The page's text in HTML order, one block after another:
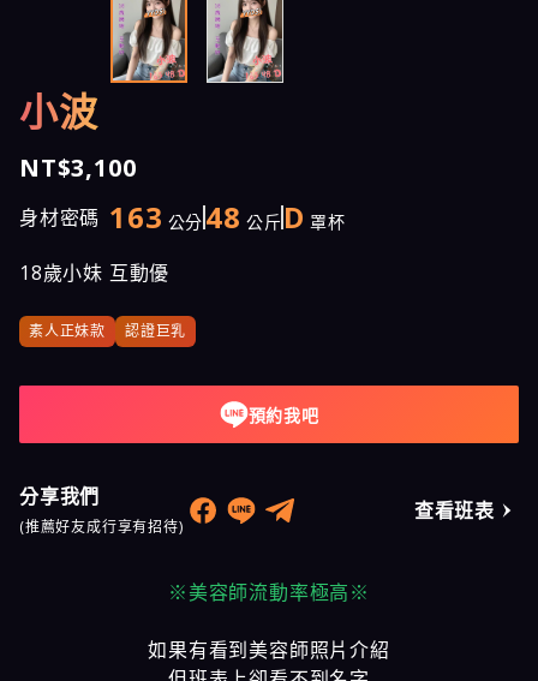
小波
NT$3,100
身材密碼 163 公分 48 公斤 D 罩杯
18歲小妹 互動優
素人正妹款 認證巨乳
預約我吧
分享我們
(推薦好友成行享有招待)
查看班表
※美容師流動率極高※
如果有看到美容師照片介紹